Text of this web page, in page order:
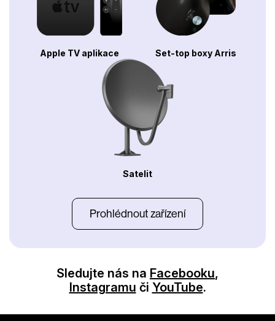
Apple TV aplikace Set-top boxy Arris
Satelit
Prohlédnout zařízení
Sledujte nás na Facebooku,
Instagramu či YouTube.